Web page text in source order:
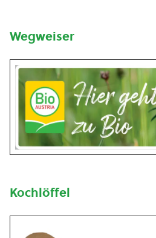
Wegweiser
Kochlöffel